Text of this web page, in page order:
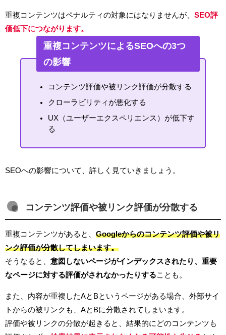
重複コンテンツはペナルティの対象にはなりませんが、 SEO評
価低下につながります。
重複コンテンツによるSEOへの3つ
の影響
コンテンツ評価や被リンク評価が分散する
クローラビリティが悪化する
UX（ユーザーエクスペリエンス）が低下す
る
SEOへの影響について、詳しく見ていきましょう。
コンテンツ評価や被リンク評価が分散する
重複コンテンツがあると、 Googleからのコンテンツ評価や被リ
ンク評価が分散してしまいます。
そうなると、 意図しないページがインデックスされたり、重要
なページに対する評価がされなかったりする ことも。
また、内容が重複したAとBというページがある場合、外部サイ
トからの被リンクも、AとBに分散されてしまいます。
評価や被リンクの分散が起きると、結果的にどのコンテンツも